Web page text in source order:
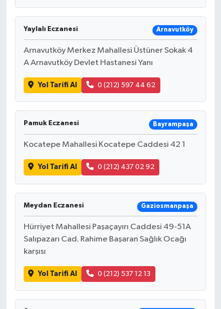
Yaylalı Eczanesi Arnavutköy
Arnavutköy Merkez Mahallesi Üstüner Sokak 4
A Arnavutköy Devlet Hastanesi Yanı
Yol Tarifi Al 0 (212) 597 44 62
Pamuk Eczanesi Bayrampaşa
Kocatepe Mahallesi Kocatepe Caddesi 42 1
Yol Tarifi Al 0 (212) 437 02 92
Meydan Eczanesi Gaziosmanpaşa
Hürriyet Mahallesi Paşaçayırı Caddesi 49-51A
Salıpazarı Cad. Rahime Başaran Sağlık Ocağı
karşısı
Yol Tarifi Al 0 (212) 537 12 13